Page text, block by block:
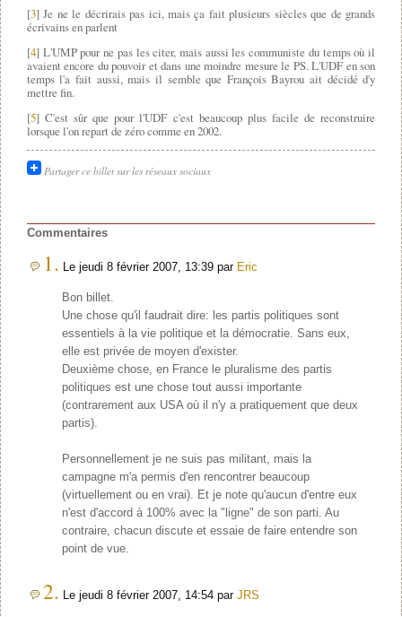
[3] Je ne le décrirais pas ici, mais ça fait plusieurs siècles que de grands
écrivains en parlent
[4] L'UMP pour ne pas les citer, mais aussi les communiste du temps où il
avaient encore du pouvoir et dans une moindre mesure le PS. L'UDF en son
temps l'a fait aussi, mais il semble que François Bayrou ait décidé d'y
mettre fin.
[5] C'est sûr que pour l'UDF c'est beaucoup plus facile de reconstruire
lorsque l'on repart de zéro comme en 2002.
Partager ce billet sur les réseaux sociaux
Commentaires
1. Le jeudi 8 février 2007, 13:39 par Eric
Bon billet.
Une chose qu'il faudrait dire: les partis politiques sont
essentiels à la vie politique et la démocratie. Sans eux,
elle est privée de moyen d'exister.
Deuxième chose, en France le pluralisme des partis
politiques est une chose tout aussi importante
(contrarement aux USA où il n'y a pratiquement que deux
partis).
Personnellement je ne suis pas militant, mais la
campagne m'a permis d'en rencontrer beaucoup
(virtuellement ou en vrai). Et je note qu'aucun d'entre eux
n'est d'accord à 100% avec la "ligne" de son parti. Au
contraire, chacun discute et essaie de faire entendre son
point de vue.
2. Le jeudi 8 février 2007, 14:54 par JRS